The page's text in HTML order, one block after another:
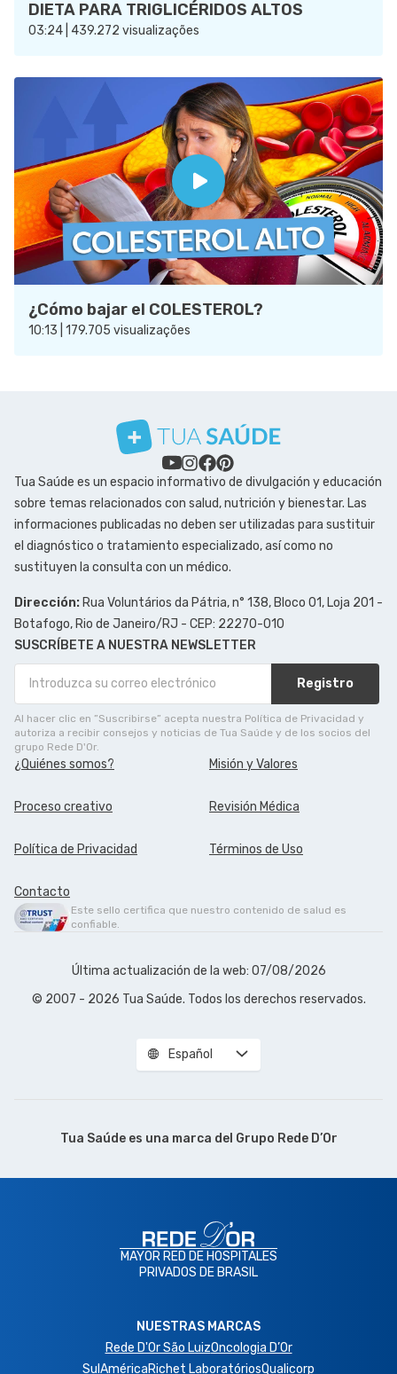
DIETA PARA TRIGLICÉRIDOS ALTOS
03:24 | 439.272 visualizações
¿Cómo bajar el COLESTEROL?
10:13 | 179.705 visualizações
Tua Saúde es un espacio informativo de divulgación y educación
sobre temas relacionados con salud, nutrición y bienestar. Las
informaciones publicadas no deben ser utilizadas para sustituir
el diagnóstico o tratamiento especializado, así como no
sustituyen la consulta con un médico.
Dirección: Rua Voluntários da Pátria, n° 138, Bloco 01, Loja 201 -
Botafogo, Rio de Janeiro/RJ - CEP: 22270-010
SUSCRÍBETE A NUESTRA NEWSLETTER
Registro
Al hacer clic en ”Suscribirse” acepta nuestra Política de Privacidad y
autoriza a recibir consejos y noticias de Tua Saúde y de los socios del
grupo Rede D'Or.
¿Quiénes somos? Misión y Valores
Proceso creativo Revisión Médica
Política de Privacidad Términos de Uso
Contacto
Este sello certifica que nuestro contenido de salud es
confiable.
Última actualización de la web: 07/08/2026
© 2007 - 2026 Tua Saúde. Todos los derechos reservados.
Español
Tua Saúde es una marca del Grupo Rede D’Or
MAYOR RED DE HOSPITALES
PRIVADOS DE BRASIL
NUESTRAS MARCAS
Rede D'Or São LuizOncologia D’Or
SulAméricaRichet LaboratóriosQualicorp